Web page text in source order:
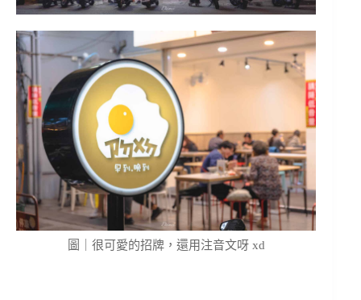
圖｜很可愛的招牌，還用注音文呀 xd